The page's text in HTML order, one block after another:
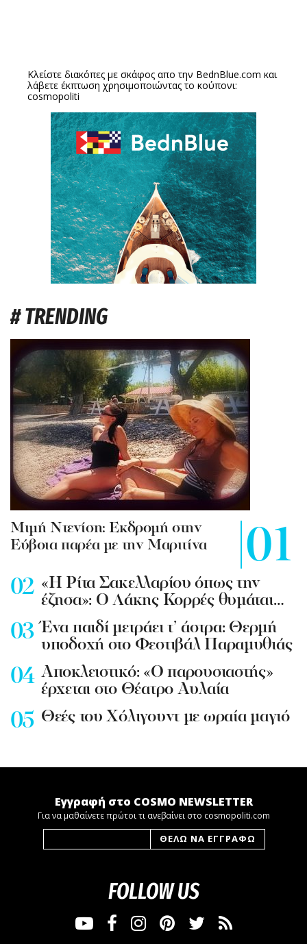
Κλείστε διακόπες με σκάφος απο την BednBlue.com και
λάβετε έκπτωση χρησιμοποιώντας το κούπονι:
cosmopoliti
# TRENDING
Mιμή Ντενίση: Εκδρομή στην
Εύβοια παρέα με την Μαριτίνα
«Η Ρίτα Σακελλαρίου όπως την
έζησα»: Ο Λάκης Κορρές θυμάται…
Ένα παιδί μετράει τ’ άστρα: Θερμή
υποδοχή στο Φεστιβάλ Παραμυθιάς
Aποκλειστικό: «Ο παρουσιαστής»
έρχεται στο Θέατρο Αυλαία
Θεές του Χόλιγουντ με ωραία μαγιό
Εγγραφή στο COSMO NEWSLETTER
Για να μαθαίνετε πρώτοι τι ανεβαίνει στο cosmopoliti.com
FOLLOW US